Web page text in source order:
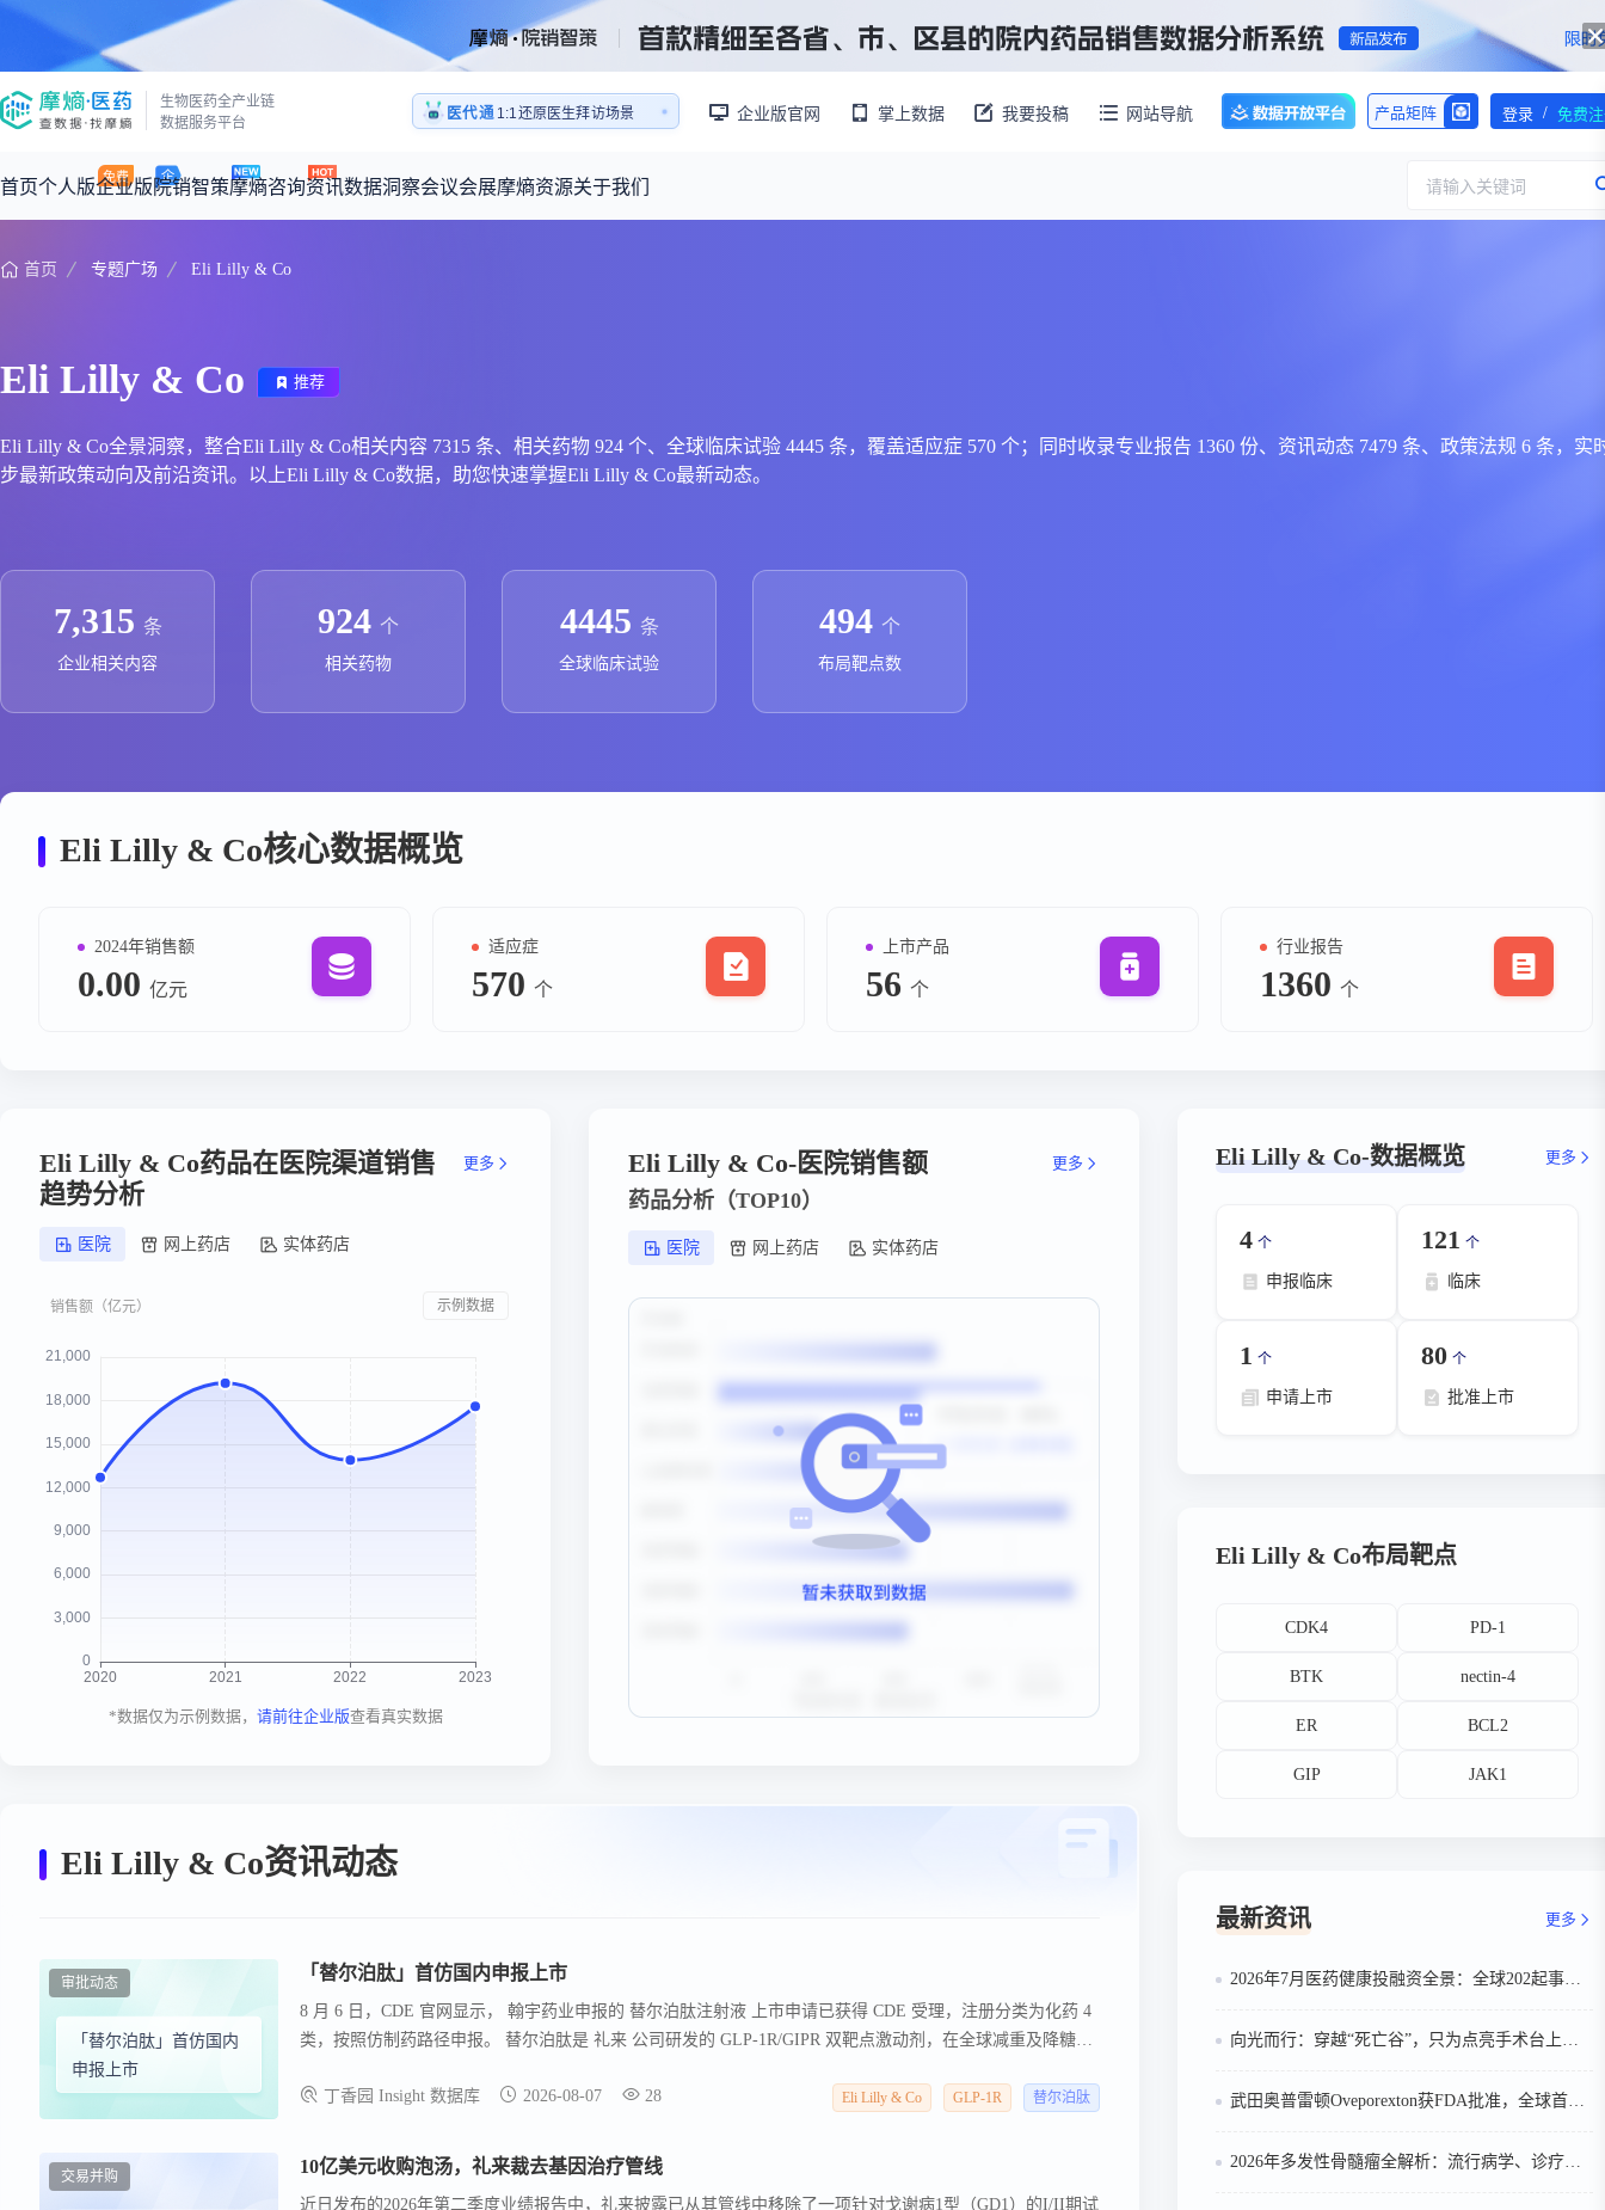
生物医药全产业链
数据服务平台
医代通
医药销售AI模拟陪练系统
1:1还原医生拜访场景
医药销售AI模拟陪练系统
企业版官网 掌上数据 我要投稿 网站导航 产品矩阵 登录 / 免费
首页个人版企业版院销智策摩熵咨询
咨询服务
产品立项评估及管线规划
产业/行业调研
投资决策与交易估值
“十五五”战略规划 最新 从实验室到10亿爆款：创新药商业化的选择、组织与执行
资讯
摩熵原创
深度分析
政策法规
投融资
注册审批
时讯
科普
研发注册政策
交易并购
人事变动
数据洞察
数据中心
基于市场数据，为您提供全面的市场趋势分析与决策支持
政策法规
上市医药企业年报
药品生产企业
临床进展
会议会展摩熵资源
王中健
关于我们 请输入关键词
首页 专题广场 Eli Lilly & Co
Eli Lilly & Co 推荐
Eli Lilly & Co全景洞察，整合Eli Lilly & Co相关内容 7315 条、相关药物 924 个、全球临床试验 4445 条，覆盖适应症 570 个；同时收录专业报告 1360 份、资讯动态 7479 条、政策法规 6 条，实
步最新政策动向及前沿资讯。以上Eli Lilly & Co数据，助您快速掌握Eli Lilly & Co最新动态。
7,315 条
企业相关内容
924 个
相关药物
4445 条
全球临床试验
494 个
布局靶点数
Eli Lilly & Co核心数据概览
2024年销售额
0.00 亿元
适应症
570 个
上市产品
56 个
行业报告
1360 个
Eli Lilly & Co药品在医院渠道销售
趋势分析
更多
医院 网上药店 实体药店
示例数据
*数据仅为示例数据， 请前往企业版查看真实数据
Eli Lilly & Co-医院销售额 更多
药品分析（TOP10）
医院 网上药店 实体药店
Eli Lilly & Co资讯动态
「替尔泊肽」首仿国内
申报上市
审批动态 「替尔泊肽」首仿国内申报上市
8 月 6 日，CDE 官网显示， 翰宇药业申报的 替尔泊肽注射液 上市申请已获得 CDE 受理，注册分类为化药 4
类，按照仿制药路径申报。 替尔泊肽是 礼来 公司研发的 GLP-1R/GIPR 双靶点激动剂，在全球减重及降糖药
2025 年全球药品销售额中排名第一。
丁香园 Insight 数据库 2026-08-07 28 Eli Lilly & Co GLP-1R 替尔泊肽
交易并购 10亿美元收购泡汤，礼来裁去基因治疗管线
近日发布的2026年第二季度业绩报告中，礼来披露已从其管线中移除了一项针对戈谢病1型（GD1）的I/II期试
Eli Lilly & Co-数据概览 更多
4 个
申报临床
121 个
临床
1 个
申请上市
80 个
批准上市
Eli Lilly & Co布局靶点
CDK4 PD-1
BTK nectin-4
ER BCL2
GIP JAK1
最新资讯 更多
2026年7月医药健康投融资全景：全球202起事件、中国99起，医疗器械+医药研发双赛道吸金564亿
向光而行：穿越“死亡谷”，只为点亮手术台上的那束光
武田奥普雷顿Oveporexton获FDA批准，全球首个靶向食欲素的1型发作性睡病对因治疗药物上市
2026年多发性骨髓瘤全解析：流行病学、诊疗及医保政策梳理